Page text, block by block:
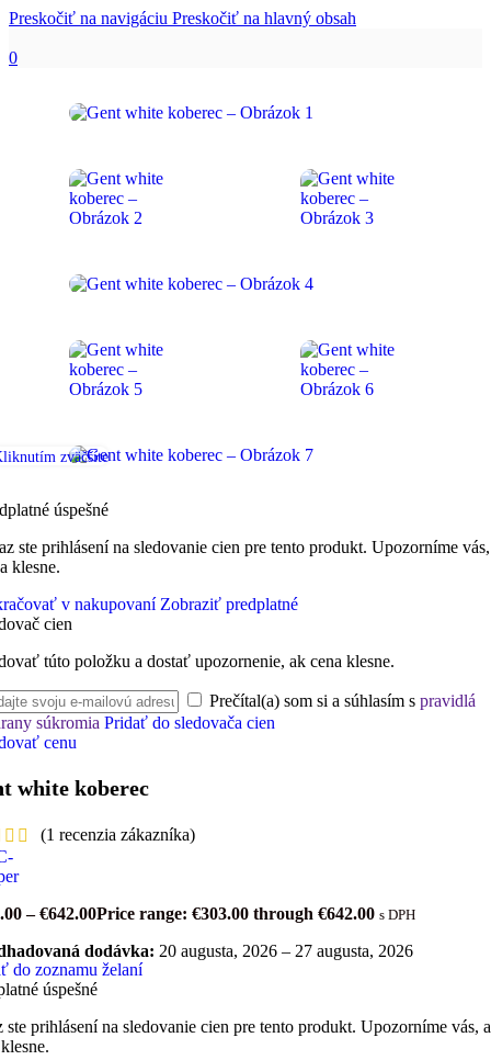
Preskočiť na navigáciu Preskočiť na hlavný obsah
0
zväčšíte
úspešné
ste prihlásení na sledovanie cien pre tento produkt. Upozorníme
klesne.
v nakupovaní Zobraziť predplatné
cien
túto položku a dostať upozornenie, ak cena klesne.
Prečítal(a) som si a súhlasím s pravidlá
súkromia Pridať do sledovača cien
cenu
white koberec
(1 recenzia zákazníka)
– €642.00Price range: €303.00 through €642.00 s DPH
dodávka: 20 augusta, 2026 – 27 augusta, 2026
do zoznamu želaní
úspešné
ste prihlásení na sledovanie cien pre tento produkt. Upozorníme vás,